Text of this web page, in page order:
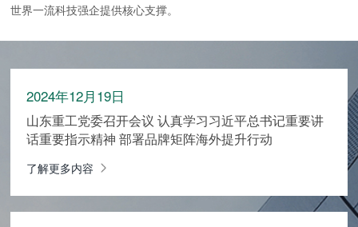
世界一流科技强企提供核心支撑。
2024年12月19日
山东重工党委召开会议 认真学习习近平总书记重要讲
话重要指示精神 部署品牌矩阵海外提升行动
了解更多内容